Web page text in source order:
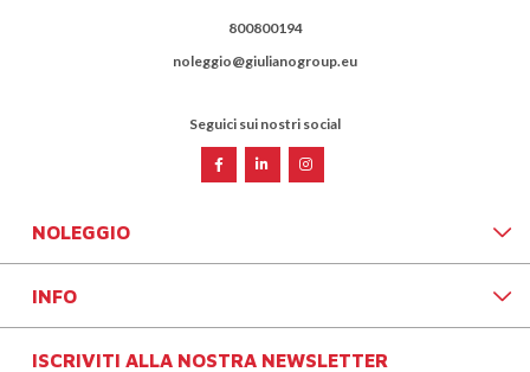
800800194
noleggio@giulianogroup.eu
Seguici sui nostri social
NOLEGGIO
INFO
ISCRIVITI ALLA NOSTRA NEWSLETTER